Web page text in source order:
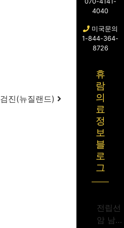
검진(뉴질랜드)
4040
미국문의
1-844-364-
8726
휴
람
의
료
정
보
블
로
그
전립선
암 남성